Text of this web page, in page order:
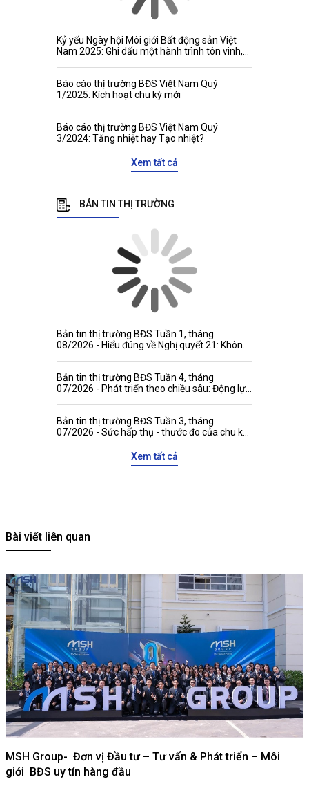
Kỷ yếu Ngày hội Môi giới Bất động sản Việt
Nam 2025: Ghi dấu một hành trình tôn vinh,
Báo cáo thị trường BĐS Việt Nam Quý
1/2025: Kích hoạt chu kỳ mới
Báo cáo thị trường BĐS Việt Nam Quý
3/2024: Tăng nhiệt hay Tạo nhiệt?
Xem tất cả
BẢN TIN THỊ TRƯỜNG
Bản tin thị trường BĐS Tuần 1, tháng
08/2026 - Hiểu đúng về Nghị quyết 21: Không
Bản tin thị trường BĐS Tuần 4, tháng
07/2026 - Phát triển theo chiều sâu: Động lực
Bản tin thị trường BĐS Tuần 3, tháng
07/2026 - Sức hấp thụ - thước đo của chu kỳ
Xem tất cả
Bài viết liên quan
MSH Group- Đơn vị Đầu tư – Tư vấn & Phát triển – Môi
giới BĐS uy tín hàng đầu